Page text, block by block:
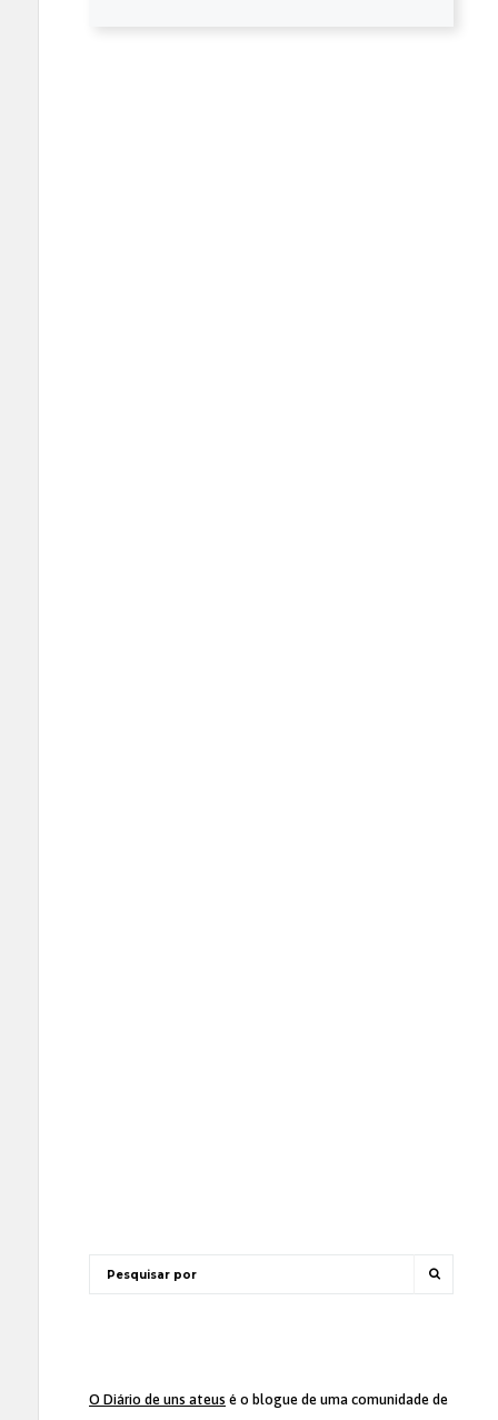
O Diário de uns ateus é o blogue de uma comunidade de